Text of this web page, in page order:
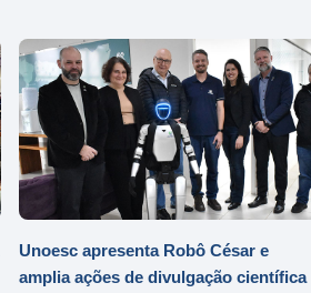
Unoesc apresenta Robô César e
amplia ações de divulgação científica